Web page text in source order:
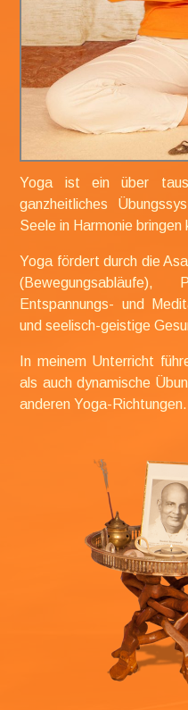
Yoga ist ein über
ganzheitliches
Seele in Harmonie bringen
Yoga fördert durch die
(Bewegungsabläufe),
Entspannungs- und
und seelisch-geistige
In meinem Unterricht
als auch dynamische
anderen Yoga-Richtungen.